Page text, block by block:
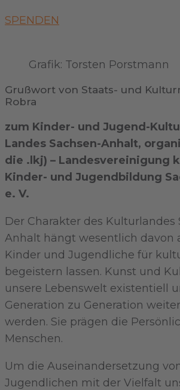
SPENDEN
Grafik: Torsten Porstmann
Grußwort von Staats- und
Robra​
zum Kinder- und Jugend-
Landes Sachsen-Anhalt,
die .lkj) – Landesvereinigung
Kinder- und Jugendbildung
e. V.
Der Charakter des Kulturlandes
Anhalt hängt wesentlich davon
Kinder und Jugendliche für
begeistern lassen. Kunst und
unsere Lebenswelt existentiell
Generation zu Generation
werden. Sie prägen die
Menschen.
Um die Auseinandersetzung
Jugendlichen mit der Vielfalt